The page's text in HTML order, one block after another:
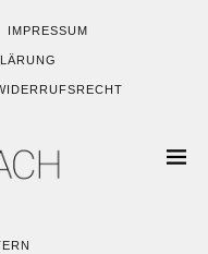
IMPRESSUM